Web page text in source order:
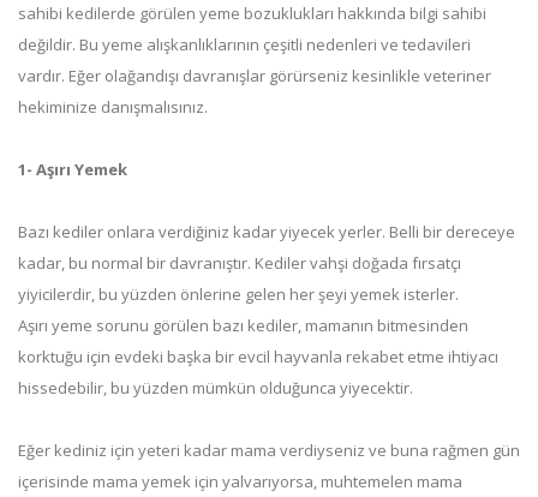
sahibi kedilerde görülen yeme bozuklukları hakkında bilgi sahibi
değildir. Bu yeme alışkanlıklarının çeşitli nedenleri ve tedavileri
vardır. Eğer olağandışı davranışlar görürseniz kesinlikle veteriner
hekiminize danışmalısınız.
1- Aşırı Yemek
Bazı kediler onlara verdiğiniz kadar yiyecek yerler. Belli bir dereceye
kadar, bu normal bir davranıştır. Kediler vahşi doğada fırsatçı
yiyicilerdir, bu yüzden önlerine gelen her şeyi yemek isterler.
Aşırı yeme sorunu görülen bazı kediler, mamanın bitmesinden
korktuğu için evdeki başka bir evcil hayvanla rekabet etme ihtiyacı
hissedebilir, bu yüzden mümkün olduğunca yiyecektir.
Eğer kediniz için yeteri kadar mama verdiyseniz ve buna rağmen gün
içerisinde mama yemek için yalvarıyorsa, muhtemelen mama